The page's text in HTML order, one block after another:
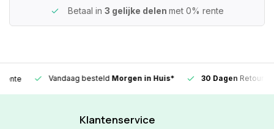
Betaal in 3 gelijke delen met 0% rente
Vandaag besteldMorgen in Huis* 30 DagenRetour*
Klantenservice